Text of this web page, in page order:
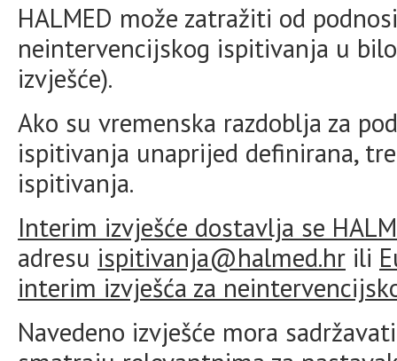
HALMED može zatražiti od
neintervencijskog ispitivanja u
izvješće).
Ako su vremenska razdoblja za
ispitivanja unaprijed definirana,
ispitivanja.
Interim izvješće dostavlja se
adresu ispitivanja@halmed.hr ili
interim izvješća za
Navedeno izvješće mora